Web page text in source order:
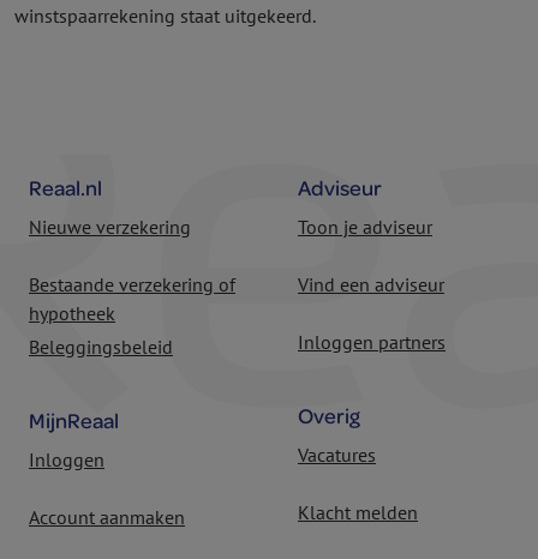
winstspaar­rekening staat uitgekeerd.
Reaal.nl
Nieuwe verzekering
Bestaande verzekering of
hypotheek
Beleggingsbeleid
MijnReaal
Inloggen
Account aanmaken
Adviseur
Toon je adviseur
Vind een adviseur
Inloggen partners
Overig
Vacatures
Klacht melden